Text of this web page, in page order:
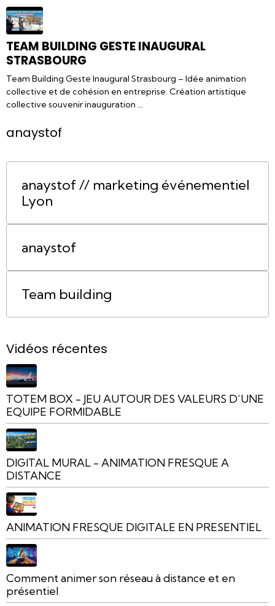
TEAM BUILDING GESTE INAUGURAL
STRASBOURG
Team Building Geste Inaugural Strasbourg – Idée animation
collective et de cohésion en entreprise. Création artistique
collective souvenir inauguration ...
anaystof
anaystof // marketing événementiel
Lyon
anaystof
Team building
Vidéos récentes
TOTEM BOX - JEU AUTOUR DES VALEURS D’UNE
EQUIPE FORMIDABLE
DIGITAL MURAL - ANIMATION FRESQUE A
DISTANCE
ANIMATION FRESQUE DIGITALE EN PRESENTIEL
Comment animer son réseau à distance et en
présentiel